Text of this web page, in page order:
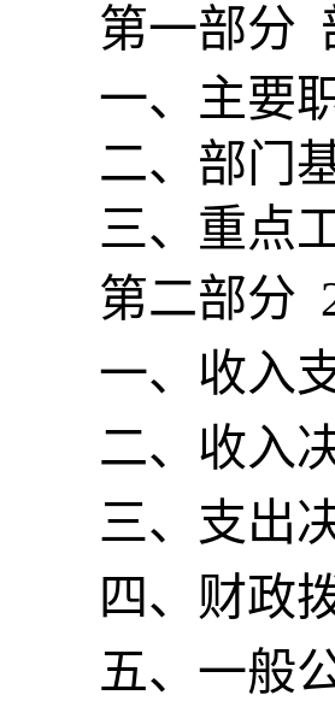
第一部分
一、主要
二、 部门
三、重点
第二部分
一、收入
二、收入
三、支出
四、财政
五、一般